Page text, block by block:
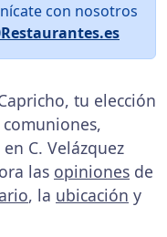
con nosotros
tu elección
en C. Velázquez
las opiniones de
, la ubicación y